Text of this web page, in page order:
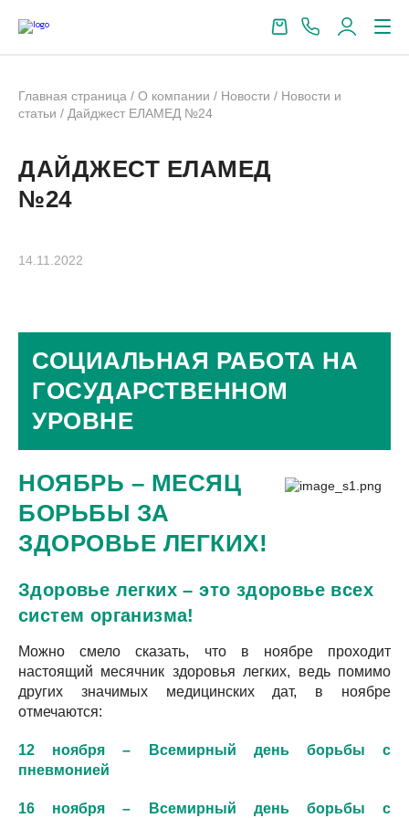
Главная страница / О компании / Новости / Новости и
статьи / Дайджест ЕЛАМЕД №24
14.11.2022
ДАЙДЖЕСТ ЕЛАМЕД
№24
СОЦИАЛЬНАЯ РАБОТА НА
ГОСУДАРСТВЕННОМ
УРОВНЕ
НОЯБРЬ – МЕСЯЦ
БОРЬБЫ ЗА
ЗДОРОВЬЕ ЛЕГКИХ!
Здоровье легких – это здоровье всех
систем организма!
Можно смело сказать, что в ноябре проходит
настоящий месячник здоровья легких, ведь помимо
других значимых медицинских дат, в ноябре
отмечаются:
12 ноября – Всемирный день борьбы с
пневмонией
16 ноября – Всемирный день борьбы с